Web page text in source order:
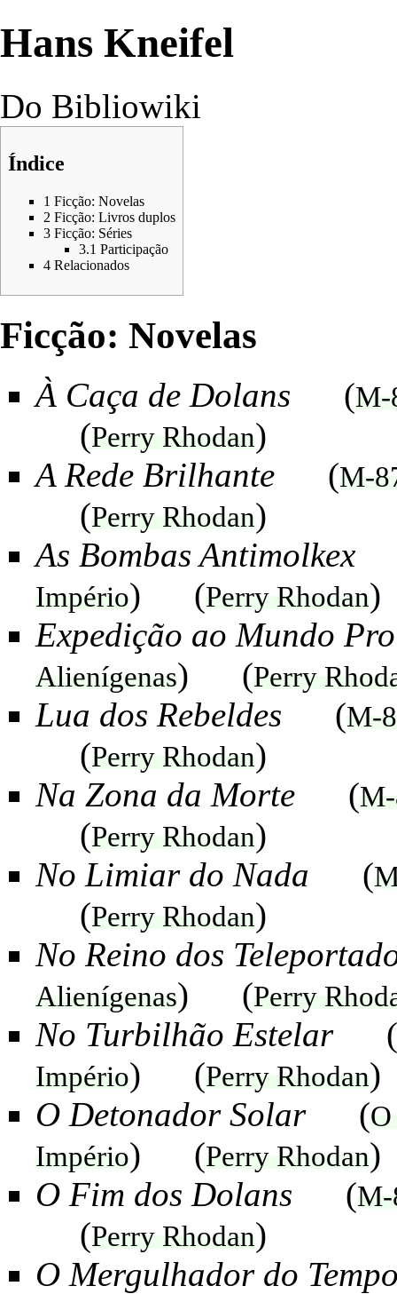
Hans Kneifel
Do Bibliowiki
Índice
1 Ficção: Novelas
2 Ficção: Livros duplos
3 Ficção: Séries
3.1 Participação
4 Relacionados
Ficção: Novelas
À Caça de Dolans (M-
(Perry Rhodan)
A Rede Brilhante (M-
(Perry Rhodan)
As Bombas Antimolkex
Império) (Perry Rhodan)
Expedição ao Mundo
Alienígenas) (Perry
Lua dos Rebeldes (M-
(Perry Rhodan)
Na Zona da Morte (
(Perry Rhodan)
No Limiar do Nada (
(Perry Rhodan)
No Reino dos
Alienígenas) (Perry
No Turbilhão Estelar(
Império) (Perry Rhodan)
O Detonador Solar(
Império) (Perry Rhodan)
O Fim dos Dolans (
(Perry Rhodan)
O Mergulhador do